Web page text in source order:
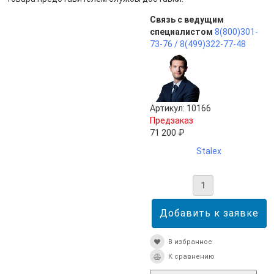
Связь с ведущим
специалистом 8(800)301-
73-76 /8(499)322-77-48
Артикул: 10166
Предзаказ
71 200 ₽
Stalex
В избранное
К сравнению